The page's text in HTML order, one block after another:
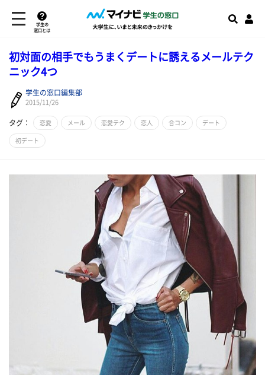
学生の
窓口とは
初対面の相手でもうまくデートに誘えるメールテク
ニック4つ
学生の窓口編集部
2015/11/26
タグ： 恋愛 メール 恋愛テク 恋人 合コン デート
初デート